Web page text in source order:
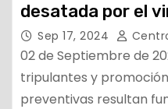
desatada por el
Sep 17, 2024
02 de Septiembre de
tripulantes y
preventivas resultan